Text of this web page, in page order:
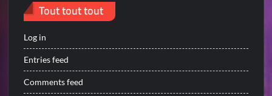
Tout tout tout
Log in
Entries feed
Comments feed